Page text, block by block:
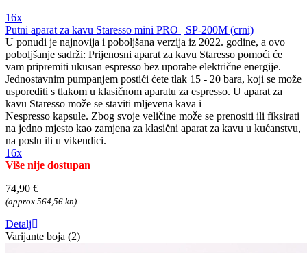
16x
Putni aparat za kavu Staresso mini PRO | SP-200M (crni)
U ponudi je najnovija i poboljšana verzija iz 2022. godine, a ovo
poboljšanje sadrži: Prijenosni aparat za kavu Staresso pomoći će
vam pripremiti ukusan espresso bez uporabe električne energije.
Jednostavnim pumpanjem postići ćete tlak 15 - 20 bara, koji se može
usporediti s tlakom u klasičnom aparatu za espresso. U aparat za
kavu Staresso može se staviti mljevena kava i
Nespresso kapsule. Zbog svoje veličine može se prenositi ili fiksirati
na jedno mjesto kao zamjena za klasični aparat za kavu u kućanstvu,
na poslu ili u vikendici.
16x
Više nije dostupan
74,90 €
(approx 564,56 kn)
Detalj
Varijante boja (2)